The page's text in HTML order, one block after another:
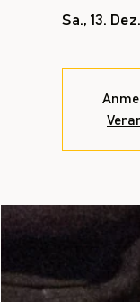
Sa., 13. Dez.